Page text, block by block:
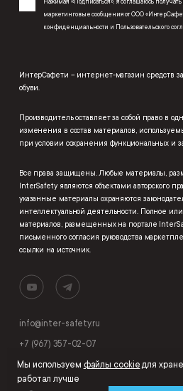
Нажимая «Подписаться», я соглашаюсь
маркетинговые сообщения от ООО
конфиденциальности и Пользовательского
ИнтерСафети – интернет-магазин средств
обуви.
Производитель оставляет за собой право в
изменения в состав материалов,
при условии сохранения функциональных и
Все права защищены. Любые материалы,
InterSafety являются объектами авторского
указанные материалы охраняются
интеллектуальной деятельности. Полное
материалов, размещенных на портале
письменного согласия руководства
ссылки на источник.
info@inter-safety.ru
+7 (967) 357-02-07
Мы используем файлы cookieдля
работал лучше